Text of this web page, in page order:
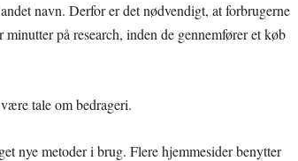
navn. Derfor er det nødvendigt, at forbrugerne
på research, inden de gennemfører et køb
tale om bedrageri.
nye metoder i brug. Flere hjemmesider benytter